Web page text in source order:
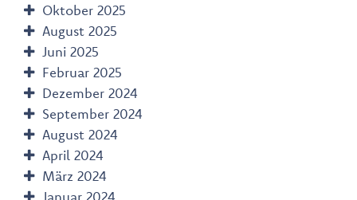
Oktober 2025
August 2025
Juni 2025
Februar 2025
Dezember 2024
September 2024
August 2024
April 2024
März 2024
Januar 2024